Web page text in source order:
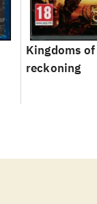
Kingdoms
reckoning